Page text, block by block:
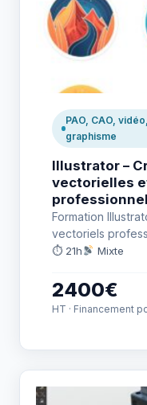
PAO, CAO,
graphisme
Illustrator –
vectorielles
Formation
vectoriels
certification TOSA
⏱ 21h Mixte
2400€
HT · Financement